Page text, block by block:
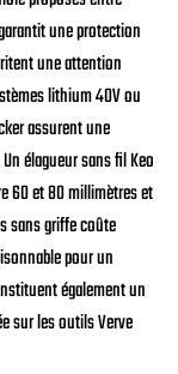
une protection
une attention
lithium 40V ou
assurent une
élagueur sans fil Keo
60 et 80 millimètres et
sans griffe coûte
pour un
également un
sur les outils Verve